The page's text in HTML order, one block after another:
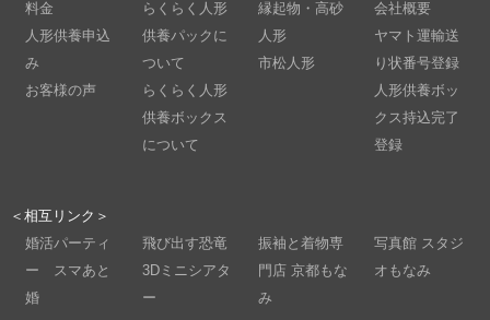
料金
人形供養申込
み
お客様の声
らくらく人形
供養パックに
ついて
らくらく人形
供養ボックス
について
縁起物・高砂
人形
市松人形
会社概要
ヤマト運輸送
り状番号登録
人形供養ボッ
クス持込完了
登録
＜相互リンク＞
婚活パーティ
ー スマあと
婚
飛び出す恐竜
3Dミニシアタ
ー
振袖と着物専
門店 京都もな
み
写真館 スタジ
オもなみ